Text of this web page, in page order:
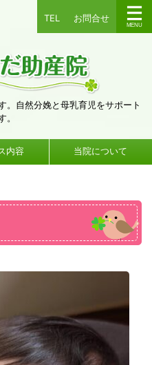
TEL お問合せ
。自然分娩と母乳育児をサポート
。
内容 当院について